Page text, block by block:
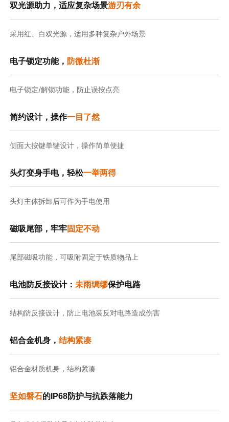
双光源助力，适应复杂场景游刃有余
采用红、白双光源，适用多种复杂户外场景
电子锁定功能， 防微杜渐
电子锁定/解锁功能，防止误按点亮
简约设计，操作一目了然
侧面大按键单键设计，操作简单便捷
头灯变身手电，轻松一举两得
头灯主体拆卸后可作为手电使用
磁吸尾部，牢牢固定不动
尾部磁吸功能，可吸附固定于铁质物品上
电池防反接设计：未雨绸缪保护电路
结构防反接设计，防止电池装反对电路造成伤害
铝合金机身，结构紧凑
铝合金材质机身，结构紧凑
坚如磐石的IP68防护与抗跌落能力